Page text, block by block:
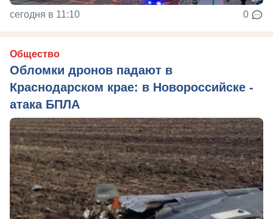
сегодня в 11:10 0
Общество
Обломки дронов падают в
Краснодарском крае: в Новороссийске -
атака БПЛА